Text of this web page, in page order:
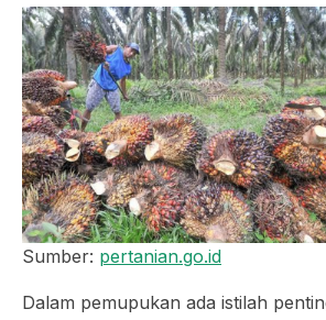
Sumber: pertanian.go.id
Dalam pemupukan ada istilah